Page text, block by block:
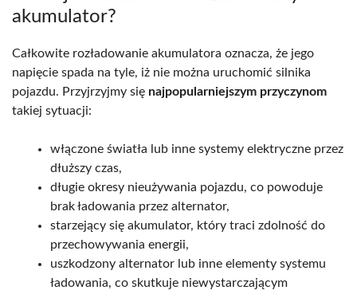
akumulator?
Całkowite rozładowanie akumulatora oznacza, że jego
napięcie spada na tyle, iż nie można uruchomić silnika
pojazdu. Przyjrzyjmy się najpopularniejszym przyczynom
takiej sytuacji:
włączone światła lub inne systemy elektryczne przez
dłuższy czas,
długie okresy nieużywania pojazdu, co powoduje
brak ładowania przez alternator,
starzejący się akumulator, który traci zdolność do
przechowywania energii,
uszkodzony alternator lub inne elementy systemu
ładowania, co skutkuje niewystarczającym